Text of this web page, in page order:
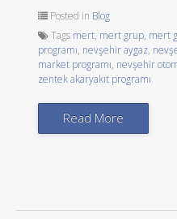
Posted in Blog
Tags mert, mert grup, mert
programı, nevşehir aygaz,
market programı, nevşehir
zentek akaryakıt programı
Read More